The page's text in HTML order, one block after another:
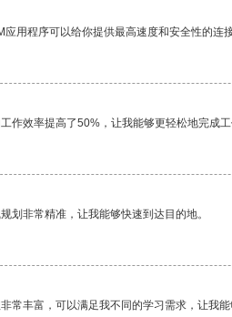
应用程序可以给你提供最高速度和安全性的连
作效率提高了50%，让我能够更轻松地完成
划非常精准，让我能够快速到达目的地。
常丰富，可以满足我不同的学习需求，让我能